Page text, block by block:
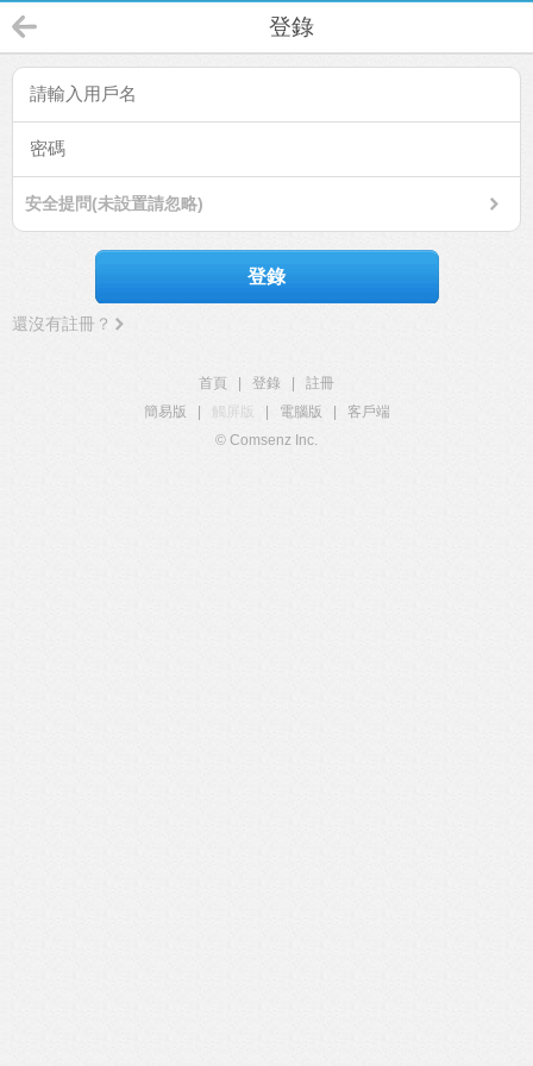
登錄
安全提問(未設置請忽略)
登錄
還沒有註冊？
首頁 登錄
註冊
簡易版
觸屏版 電腦版
客戶端
© Comsenz Inc.